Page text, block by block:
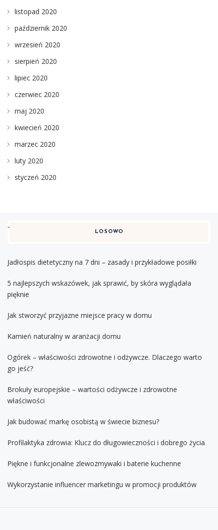
listopad 2020
październik 2020
wrzesień 2020
sierpień 2020
lipiec 2020
czerwiec 2020
maj 2020
kwiecień 2020
marzec 2020
luty 2020
styczeń 2020
LOSOWO
Jadłospis dietetyczny na 7 dni – zasady i przykładowe posiłki
5 najlepszych wskazówek, jak sprawić, by skóra wyglądała
pięknie
Jak stworzyć przyjazne miejsce pracy w domu
Kamień naturalny w aranżacji domu
Ogórek – właściwości zdrowotne i odżywcze. Dlaczego warto
go jeść?
Brokuły europejskie – wartości odżywcze i zdrowotne
właściwości
Jak budować markę osobistą w świecie biznesu?
Profilaktyka zdrowia: Klucz do długowieczności i dobrego życia
Piękne i funkcjonalne zlewozmywaki i baterie kuchenne
Wykorzystanie influencer marketingu w promocji produktów